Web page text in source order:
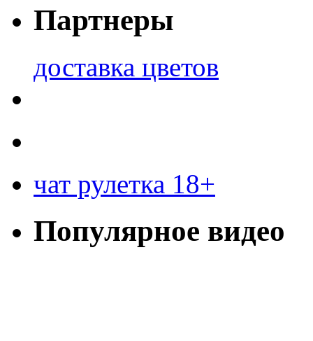
Партнеры
доставка цветов
чат рулетка 18+
Популярное видео